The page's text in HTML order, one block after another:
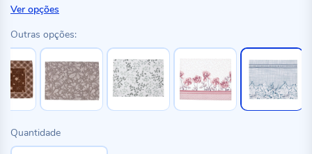
Ver opções
Outras opções:
Quantidade